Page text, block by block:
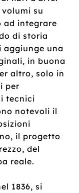
su
ad integrare
di storia
aggiunge una
in buona
altro, solo in
per
tecnici
notevoli il
il progetto
del
reale.
1836, si